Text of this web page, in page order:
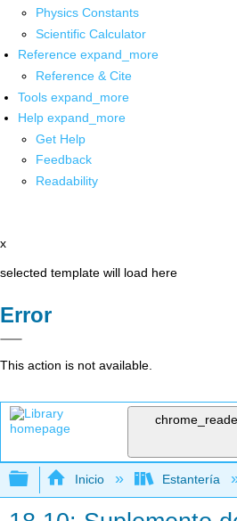
Physics Constants
Scientific Calculator
Reference expand_more
Reference & Cite
Tools expand_more
Help expand_more
Get Help
Feedback
Readability
x
selected template will load here
Error
This action is not available.
Expandir/contraer
Inicio Estantería